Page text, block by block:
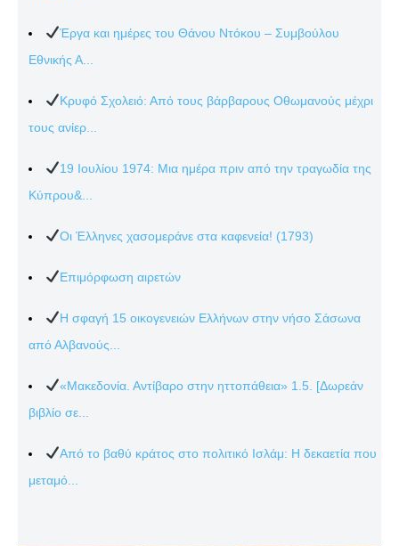
Έργα και ημέρες του Θάνου Ντόκου – Συμβούλου
Εθνικής Α...
Κρυφό Σχολειό: Από τους βάρβαρους Οθωμανούς μέχρι
τους ανίερ...
19 Ιουλίου 1974: Μια ημέρα πριν από την τραγωδία της
Κύπρου&...
Οι Έλληνες χασομεράνε στα καφενεία! (1793)
Επιμόρφωση αιρετών
Η σφαγή 15 οικογενειών Ελλήνων στην νήσο Σάσωνα
από Αλβανούς...
«Μακεδονία. Αντίβαρο στην ηττοπάθεια» 1.5. [Δωρεάν
βιβλίο σε...
Από το βαθύ κράτος στο πολιτικό Ισλάμ: Η δεκαετία που
μεταμό...